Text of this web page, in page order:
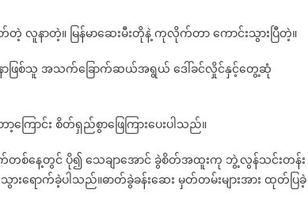
လူနာတဲ့။ မြန်မာဆေးမီးတိုနဲ့ ကုလိုက်တာ ကောင်းသွားပြီတဲ့။
ာဖြစ်သူ အသက်ခြောက်ဆယ်အရွယ် ဒေါ်ခင်လှိုင်နှင့်တွေ့ဆုံ
ောင်း စိတ်ရှည်စွာဖြေကြားပေးပါသည်။
ာက်တစ်နေ့တွင် ပို၍ သေချာအောင် ခွဲစိတ်အထူးကု ဘွဲ့လွန်သင်းတန်း
ောက်ခဲ့ပါသည်။ဓာတ်ခွဲခန်းဆေး မှတ်တမ်းများအား ထုတ်ပြခဲ့